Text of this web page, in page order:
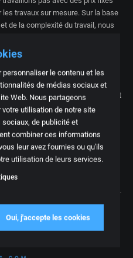
le contenu et les
de médias sociaux et
Web. Nous partageons
utilisation de notre site
de publicité et
combiner ces informations
leur avez fournies ou qu'ils
utilisation de leurs services.
Oui, j'accepte les cookies
travaux sur mesure. Sur la base
de la complexité du travail, nous
savez ainsi exactement à
ou demander un travail de
?
à l'adresse suivantecontacter
et
possible. Des photos ou des
votre demande plus